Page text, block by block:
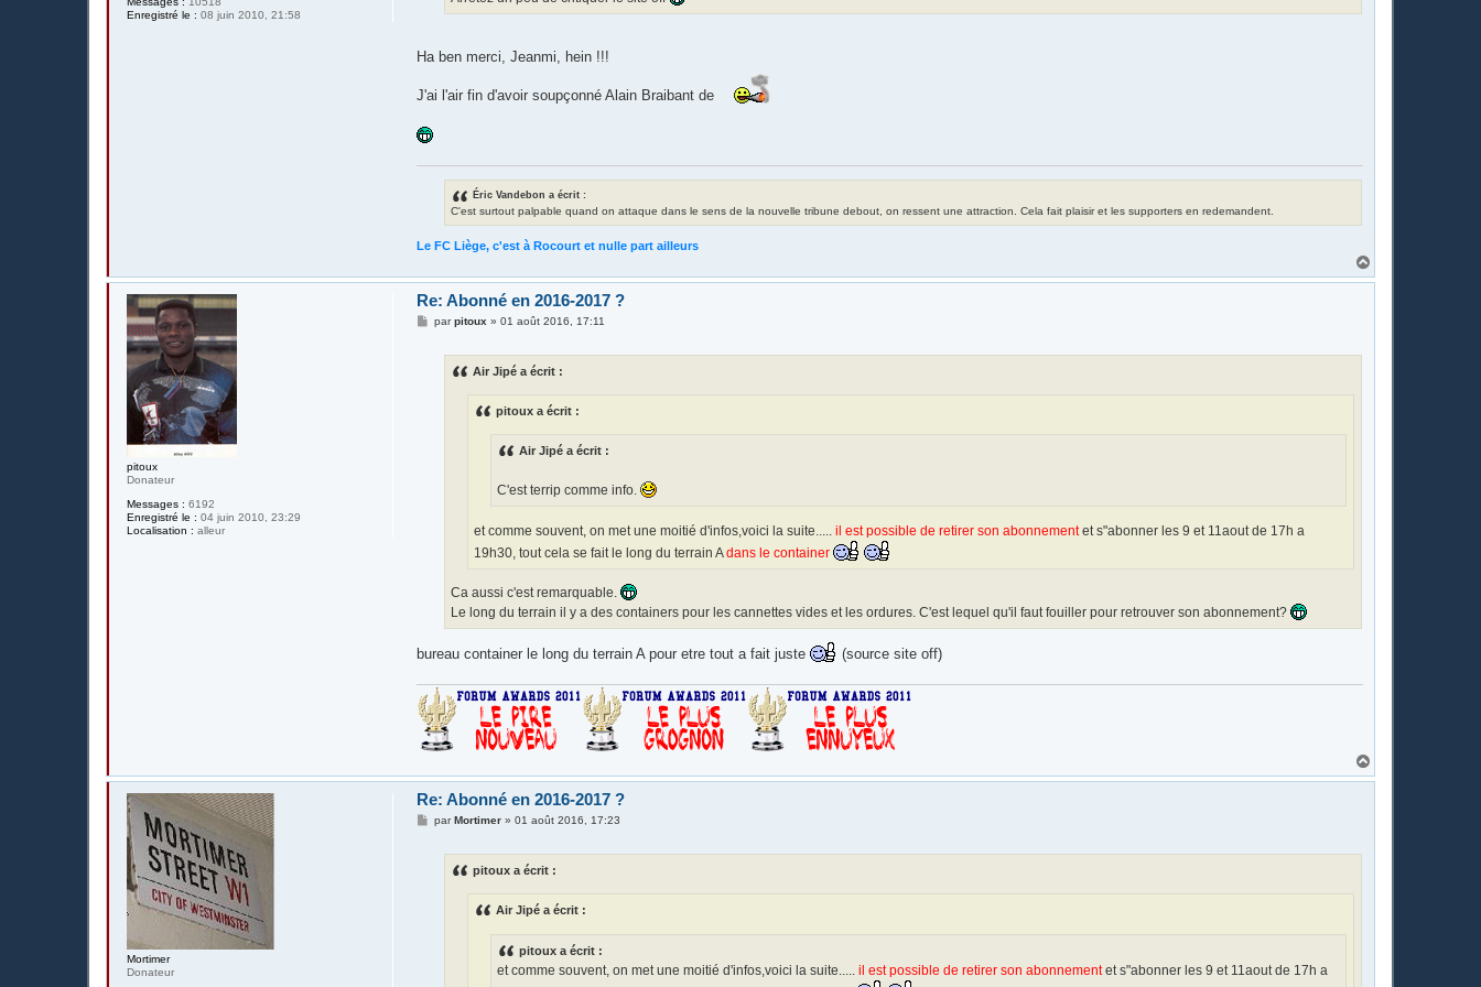
Enregistré le : 08 juin 2010, 21:58
Ha ben merci, Jeanmi, hein !!!
J'ai l'air fin d'avoir soupçonné Alain Braibant de
Éric Vandebon a écrit :
C'est surtout palpable quand on attaque dans le sens de la nouvelle tribune debout, on ressent une attraction. Cela fait plaisir et les supporters en redemandent.
Le FC Liège, c'est à Rocourt et nulle part ailleurs
a
pitoux
Donateur
Messages : 6192
Enregistré le : 04 juin 2010, 23:29
Localisation : alleur
Re: Abonné en 2016-2017 ?
Mparpitoux »01 août 2016, 17:11
Air Jipé a écrit :
pitoux a écrit :
Air Jipé a écrit :
C'est terrip comme info.
et comme souvent, on met une moitié d'infos,voici la suite.....il est possible de retirer son abonnementet s"abonner les 9 et 11aout de 17h a
19h30, tout cela se fait le long du terrain Adans le container
Ca aussi c'est remarquable.
Le long du terrain il y a des containers pour les cannettes vides et les ordures. C'est lequel qu'il faut fouiller pour retrouver son abonnement?
bureau container le long du terrain A pour etre tout a fait juste (source site off)
a
Mortimer
Donateur
Re: Abonné en 2016-2017 ?
Mpar Mortimer »01 août 2016, 17:23
pitoux a écrit :
Air Jipé a écrit :
pitoux a écrit :
et comme souvent, on met une moitié d'infos,voici la suite.....il est possible de retirer son abonnementet s"abonner les 9 et 11aout de 17h a